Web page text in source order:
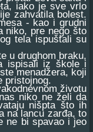
iako je sve vrlo
zahvatila bolest.
- kao i grudni
niko, pre nego što
tela ispuštali su
u drughom braku,
ispisali iz škole i
menadžera, koji
pristojnog.
životu
niko ne želi da
nišpta što ih
na lancu zarđa, to
ne bi spavao i jeo